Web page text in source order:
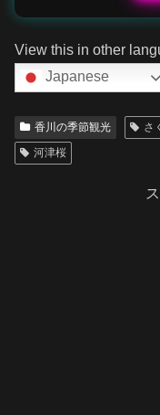
View this in other
Japanese
香川の季節観光 さ
河津桜